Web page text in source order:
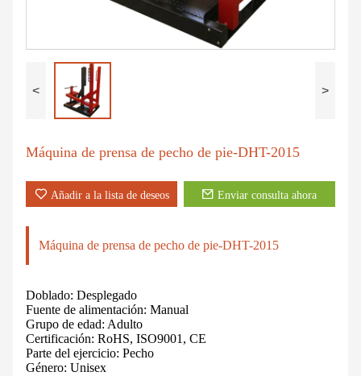
< >
Máquina de prensa de pecho de pie-DHT-2015
Añadir a la lista de deseos Enviar consulta ahora
Máquina de prensa de pecho de pie-DHT-2015
Doblado: Desplegado
Fuente de alimentación: Manual
Grupo de edad: Adulto
Certificación: RoHS, ISO9001, CE
Parte del ejercicio: Pecho
Género: Unisex